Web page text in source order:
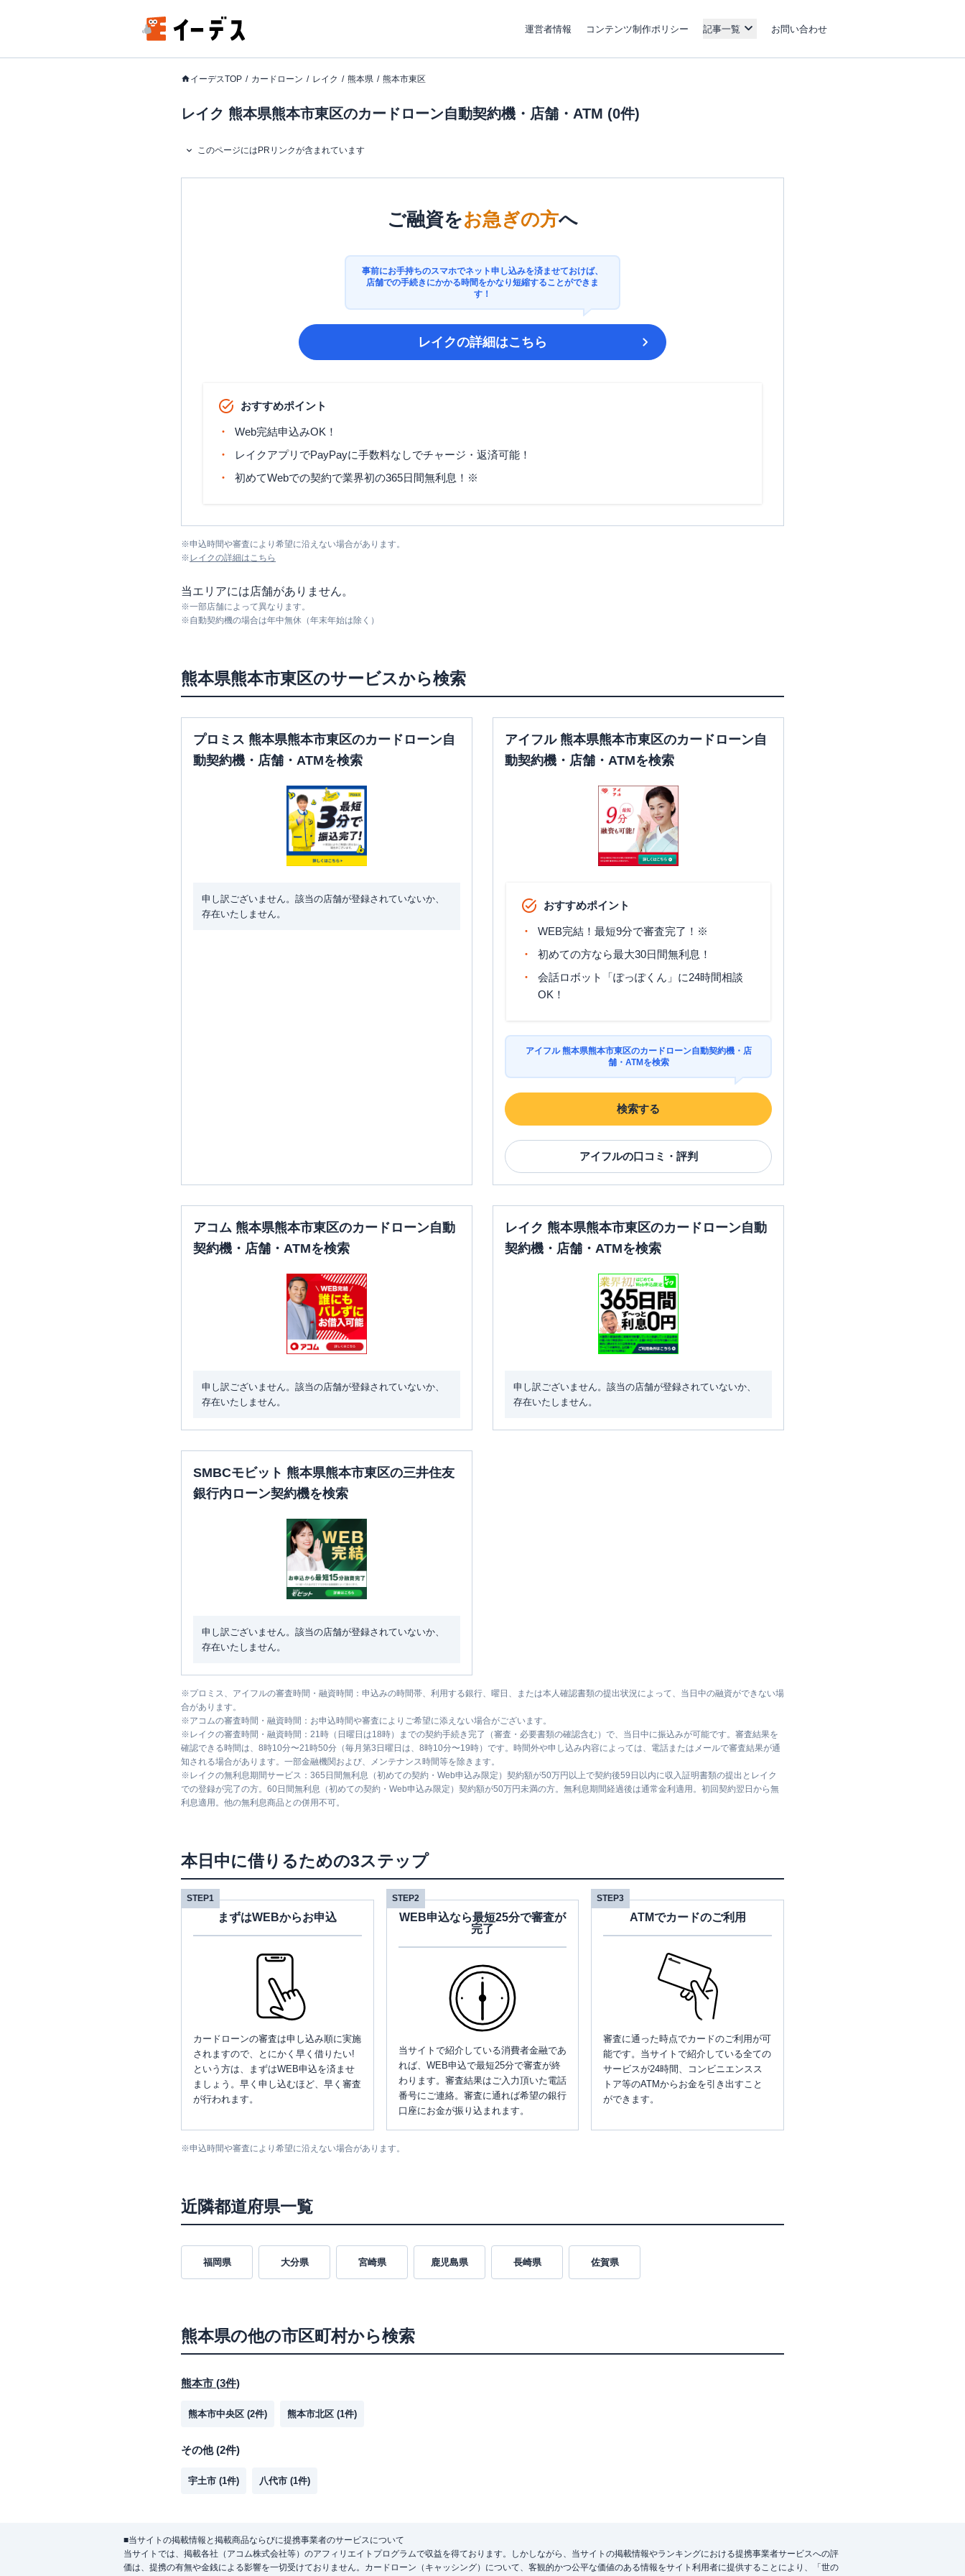
運営者情報 コンテンツ制作ポリシー 記事一覧 お問い合わせ
イーデスTOP カードローン レイク 熊本県 熊本市東区
レイク 熊本県熊本市東区のカードローン自動契約機・店舗・ATM (0件)
このページにはPRリンクが含まれています
ご融資をお急ぎの方へ
事前にお手持ちのスマホでネット申し込みを済ませておけば、
店舗での手続きにかかる時間をかなり短縮することができま
す！
レイクの詳細はこちら
おすすめポイント
Web完結申込みOK！
レイクアプリでPayPayに手数料なしでチャージ・返済可能！
初めてWebでの契約で業界初の365日間無利息！※
※申込時間や審査により希望に沿えない場合があります。
※ レイクの詳細はこちら
当エリアには店舗がありません。
※一部店舗によって異なります。
※自動契約機の場合は年中無休（年末年始は除く）
熊本県熊本市東区のサービスから検索
プロミス 熊本県熊本市東区のカードローン自
動契約機・店舗・ATMを検索
申し訳ございません。該当の店舗が登録されていないか、
存在いたしません。
アイフル 熊本県熊本市東区のカードローン自
動契約機・店舗・ATMを検索
おすすめポイント
WEB完結！最短9分で審査完了！※
初めての方なら最大30日間無利息！
会話ロボット「ぽっぽくん」に24時間相談
OK！
アイフル 熊本県熊本市東区のカードローン自動契約機・店
舗・ATMを検索
検索する
アイフルの口コミ・評判
アコム 熊本県熊本市東区のカードローン自動
契約機・店舗・ATMを検索
申し訳ございません。該当の店舗が登録されていないか、
存在いたしません。
レイク 熊本県熊本市東区のカードローン自動
契約機・店舗・ATMを検索
申し訳ございません。該当の店舗が登録されていないか、
存在いたしません。
SMBCモビット 熊本県熊本市東区の三井住友
銀行内ローン契約機を検索
申し訳ございません。該当の店舗が登録されていないか、
存在いたしません。
※プロミス、アイフルの審査時間・融資時間：申込みの時間帯、利用する銀行、曜日、または本人確認書類の提出状況によって、当日中の融資ができない場
合があります。
※アコムの審査時間・融資時間：お申込時間や審査によりご希望に添えない場合がございます。
※ レイクの審査時間・融資時間：21時（日曜日は18時）までの契約手続き完了（審査・必要書類の確認含む）で、当日中に振込みが可能です。審査結果を
確認できる時間は、8時10分〜21時50分（毎月第3日曜日は、8時10分〜19時）です。時間外や申し込み内容によっては、電話またはメールで審査結果が通
知される場合があります。一部金融機関および、メンテナンス時間等を除きます。
※ レイクの無利息期間サービス：365日間無利息（初めての契約・Web申込み限定）契約額が50万円以上で契約後59日以内に収入証明書類の提出とレイク
での登録が完了の方。60日間無利息（初めての契約・Web申込み限定）契約額が50万円未満の方。無利息期間経過後は通常金利適用。初回契約翌日から無
利息適用。他の無利息商品との併用不可。
本日中に借りるための3ステップ
STEP1
まずはWEBからお申込
カードローンの審査は申し込み順に実施
されますので、とにかく早く借りたい!
という方は、まずはWEB申込を済ませ
ましょう。早く申し込むほど、早く審査
が行われます。
STEP2
WEB申込なら最短25分で審査が
完了
当サイトで紹介している消費者金融であ
れば、WEB申込で最短25分で審査が終
わります。審査結果はご入力頂いた電話
番号にご連絡。審査に通れば希望の銀行
口座にお金が振り込まれます。
STEP3
ATMでカードのご利用
審査に通った時点でカードのご利用が可
能です。当サイトで紹介している全ての
サービスが24時間、コンビニエンスス
トア等のATMからお金を引き出すこと
ができます。
※申込時間や審査により希望に沿えない場合があります。
近隣都道府県一覧
福岡県 大分県 宮崎県 鹿児島県 長崎県 佐賀県
熊本県の他の市区町村から検索
熊本市 (3件)
熊本市中央区 (2件) 熊本市北区 (1件)
その他(2件)
宇土市 (1件) 八代市 (1件)
■当サイトの掲載情報と掲載商品ならびに提携事業者のサービスについて
当サイトでは、掲載各社（アコム株式会社等）のアフィリエイトプログラムで収益を得ております。しかしながら、当サイトの掲載情報やランキングにおける提携事業者サービスへの評
価は、提携の有無や金銭による影響を一切受けておりません。カードローン（キャッシング）について、客観的かつ公平な価値のある情報をサイト利用者に提供することにより、「世の